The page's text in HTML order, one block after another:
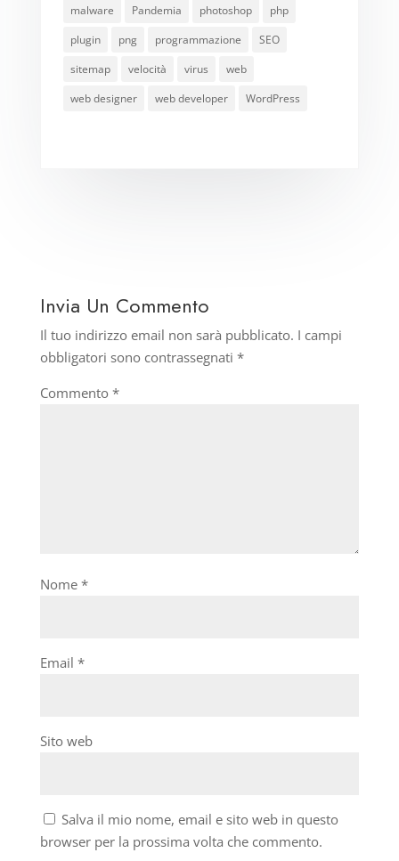
malware
Pandemia photoshop
php
plugin
png programmazione
SEO
sitemap
velocità virus
web
web designer
web developer WordPress
Invia Un Commento
Il tuo indirizzo email non sarà pubblicato. I campi
obbligatori sono contrassegnati *
Commento *
Nome *
Email *
Sito web
Salva il mio nome, email e sito web in questo
browser per la prossima volta che commento.